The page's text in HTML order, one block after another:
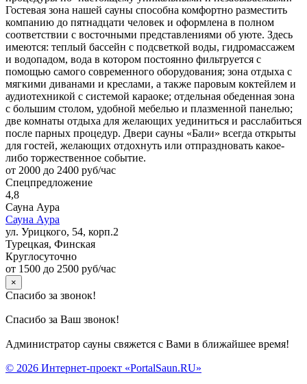
Гостевая зона нашей сауны способна комфортно разместить
компанию до пятнадцати человек и оформлена в полном
соответствии с восточными представлениями об уюте. Здесь
имеются: теплый бассейн с подсветкой воды, гидромассажем
и водопадом, вода в котором постоянно фильтруется с
помощью самого современного оборудования; зона отдыха с
мягкими диванами и креслами, а также паровым коктейлем и
аудиотехникой с системой караоке; отдельная обеденная зона
с большим столом, удобной мебелью и плазменной панелью;
две комнаты отдыха для желающих уединиться и расслабиться
после парных процедур. Двери сауны «Бали» всегда открыты
для гостей, желающих отдохнуть или отпраздновать какое-
либо торжественное событие.
от 2000 до 2400 руб/час
Спецпредложение
4,8
Сауна Аура
Сауна Аура
ул. Урицкого, 54, корп.2
Турецкая, Финская
Круглосуточно
от 1500 до 2500 руб/час
×
Спасибо за звонок!
Спасибо за Ваш звонок!
Администратор сауны свяжется с Вами в ближайшее время!
© 2026 Интернет-проект «PortalSaun.RU»